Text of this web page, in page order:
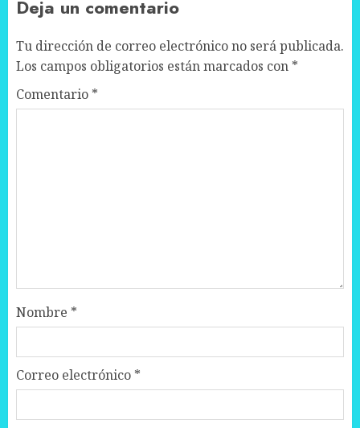
Deja un comentario
Tu dirección de correo electrónico no será publicada.
Los campos obligatorios están marcados con *
Comentario *
Nombre *
Correo electrónico *